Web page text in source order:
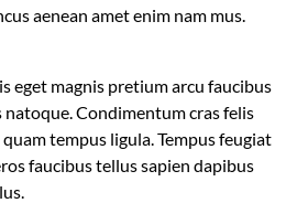
aenean amet enim nam mus.
eget magnis pretium arcu faucibus
Condimentum cras felis
tempus ligula. Tempus feugiat
faucibus tellus sapien dapibus